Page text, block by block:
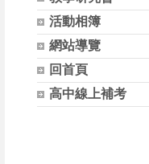
活動相簿
網站導覽
回首頁
高中線上補考